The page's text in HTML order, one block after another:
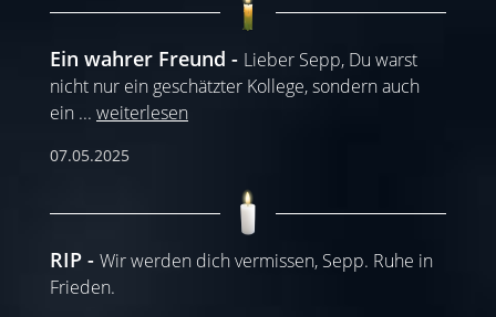
Ein wahrer Freund
Lieber Sepp, Du warst
nicht nur ein geschätzter Kollege, sondern auch
ein ... weiterlesen
07.05.2025
RIP
Wir werden dich vermissen, Sepp. Ruhe in
Frieden.